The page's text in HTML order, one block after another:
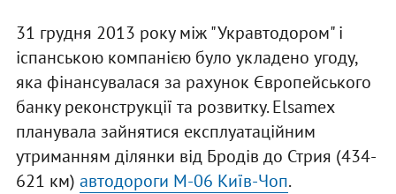
31 грудня 2013 року між "Укравтодором" і
іспанською компанією було укладено угоду,
яка фінансувалася за рахунок Європейського
банку реконструкції та розвитку. Elsamex
планувала зайнятися експлуатаційним
утриманням ділянки від Бродів до Стрия (434-
621 км) автодороги М-06 Київ-Чоп.